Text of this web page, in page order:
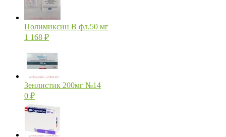
Полимиксин В фл.50 мг
1 168 ₽
Зенлистик 200мг №14
0 ₽